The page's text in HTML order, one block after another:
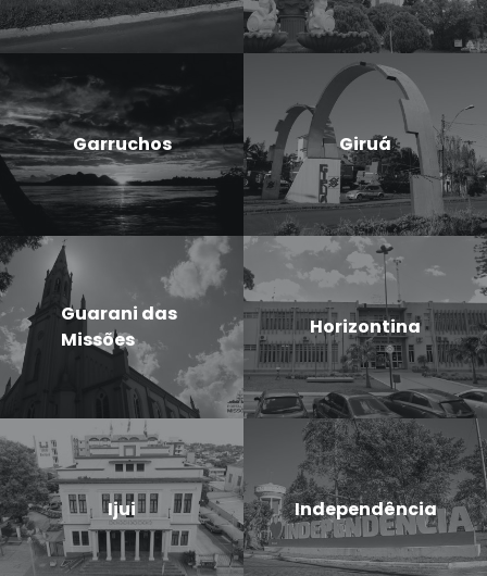
Garruchos Giruá
Guarani das
Missões
Horizontina
Ijui Independência